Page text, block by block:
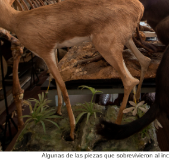
Algunas de las piezas que sobrevivieron al